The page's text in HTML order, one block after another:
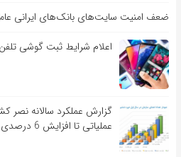
ضعف امنیت سایت‌های بانک‌های ایرانی
اعلام شرایط ثبت گوشی
عملیاتی تا افزایش 6 درصدی اعضا